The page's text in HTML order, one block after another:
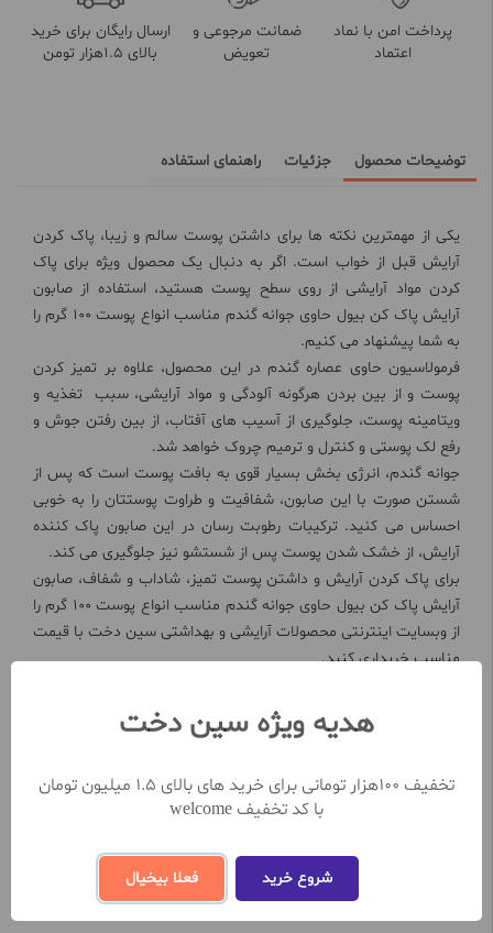
پرداخت امن با نماد
اعتماد
ضمانت مرجوعی و
تعویض
ارسال رایگان برای خرید
بالای 1.5هزار تومن
توضیحات محصول جزئیات راهنمای استفاده
یکی از مهمترین نکته ها برای داشتن پوست سالم و زیبا، پاک کردن
آرایش قبل از خواب است. اگر به دنبال یک محصول ویژه برای پاک
کردن مواد آرایشی از روی سطح پوست هستید، استفاده از صابون
آرایش پاک کن بیول حاوی جوانه گندم مناسب انواع پوست 100 گرم را
به شما پیشنهاد می کنیم.
فرمولاسیون حاوی عصاره گندم در این محصول، علاوه بر تمیز کردن
پوست و از بین بردن هرگونه آلودگی و مواد آرایشی، سبب تغذیه و
ویتامینه پوست، جلوگیری از آسیب های آفتاب، از بین رفتن جوش و
رفع لک پوستی و کنترل و ترمیم چروک خواهد شد.
جوانه گندم، انرژی بخش بسیار قوی به بافت پوست است که پس از
شستن صورت با این صابون، شفافیت و طراوت پوستتان را به خوبی
احساس می کنید. ترکیبات رطوبت رسان در این صابون پاک کننده
آرایش، از خشک شدن پوست پس از شستشو نیز جلوگیری می کند.
برای پاک کردن آرایش و داشتن پوست تمیز، شاداب و شفاف، صابون
آرایش پاک کن بیول حاوی جوانه گندم مناسب انواع پوست 100 گرم را
از وبسایت اینترنتی محصولات آرایشی و بهداشتی سین دخت با قیمت
مناسب خریداری کنید.
گندم مناسب انواع پوست 100 گرم:
با قدرت پاک کنندگی بالا
حاوی عصاره جوانه گندم
کمک به رفع چین و چروک
تغذیه کننده سلول های پوستی
مشاهده بیشتر
هدیه ویژه سین دخت
تخفیف 100هزار تومانی برای خرید های بالای 1.5 میلیون تومان
با کد تخفیف welcome
شروع خرید فعلا بیخیال